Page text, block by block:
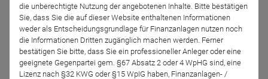
Ewa Przybylkoist Analystin im Teamdes erfolgreichen
AB International Health Care Portfoliosin New York.
Neben einem Update zum Fonds, der im vergangenen Jahr
sein 40 jähriges Jubiläum gefeiert hatte, wird Ewa auch auf
interessante Einzeltitel eingehen und aktuelle
die unberechtigte Nutzung der angebotenen Inhalte. Bitte bestätigen
Sie, dass Sie die auf dieser Website enthaltenen Informationen
weder als Entscheidungsgrundlage für Finanzanlagen nutzen noch
die Informationen Dritten zugänglich machen werden. Ferner
bestätigen Sie bitte, dass Sie ein professioneller Anleger oder eine
geeignete Gegenpartei gem. §67 Absatz 2 oder 4 WpHG sind, eine
Lizenz nach §32 KWG oder §15 WpIG haben, Finanzanlagen- /